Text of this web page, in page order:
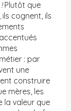
Plutôt que
cognent, ils
: par
une
construire
mères, les
la valeur que